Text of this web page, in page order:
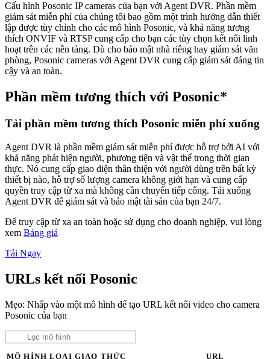
Cấu hình Posonic IP cameras của bạn với Agent DVR. Phần mềm
giám sát miễn phí của chúng tôi bao gồm một trình hướng dẫn thiết
lập được tùy chỉnh cho các mô hình Posonic, và khả năng tương
thích ONVIF và RTSP cung cấp cho bạn các tùy chọn kết nối linh
hoạt trên các nền tảng. Dù cho bảo mật nhà riêng hay giám sát văn
phòng, Posonic cameras với Agent DVR cung cấp giám sát đáng tin
cậy và an toàn.
Phần mềm tương thích với Posonic*
Tải phần mềm tương thích Posonic miễn phí xuống
Agent DVR là phần mềm giám sát miễn phí được hỗ trợ bởi AI với
khả năng phát hiện người, phương tiện và vật thể trong thời gian
thực. Nó cung cấp giao diện thân thiện với người dùng trên bất kỳ
thiết bị nào, hỗ trợ số lượng camera không giới hạn và cung cấp
quyền truy cập từ xa mà không cần chuyển tiếp cổng. Tải xuống
Agent DVR để giám sát và bảo mật tài sản của bạn 24/7.
Để truy cập từ xa an toàn hoặc sử dụng cho doanh nghiệp, vui lòng
xem Bảng giá
Tải Ngay
URLs kết nối Posonic
Mẹo: Nhấp vào một mô hình để tạo URL kết nối video cho camera
Posonic của bạn
MÔ HÌNH LOẠI GIAO THỨC URL